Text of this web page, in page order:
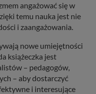
angażować się w
temu nauka jest nie
i zaangażowania.
nowe umiejętności
książeczka jest
– pedagogów,
– aby dostarczyć
i interesujące